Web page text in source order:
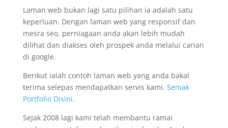
Laman web bukan lagi satu pilihan ia adalah satu
keperluan. Dengan laman web yang responsif dan
mesra seo, perniagaan anda akan lebih mudah
dilihat dan diakses oleh prospek anda melalui carian
di google.
Berikut ialah contoh laman web yang anda bakal
terima selepas mendapatkan servis kami. Semak
Portfolio Disini.
Sejak 2008 lagi kami telah membantu ramai